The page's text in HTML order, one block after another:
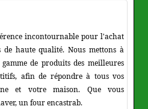
incontournable pour l'achat
de haute qualité. Nous mettons à
de produits des meilleures
afin de répondre à tous vos
et votre maison. Que vous
un four encastrab.